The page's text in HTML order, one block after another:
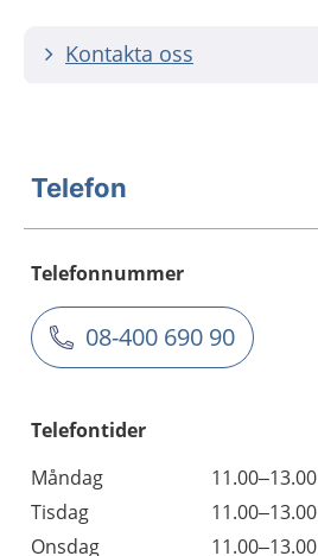
Kontakta oss
Telefon
Telefonnummer
08-400 690 90
Telefontider
Måndag
11.00–13.00
Tisdag
11.00–13.00
Onsdag
11.00–13.00